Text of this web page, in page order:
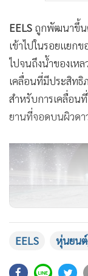
EELS ถูกพัฒนาขึ้น
เข้าไปในรอยแยก
ไปจนถึงน้ำของเห
เคลื่อนที่มีประสิท
สำหรับการเคลื่อน
ยานที่จอดบนผิวดา
EELS หุ่นยนต์